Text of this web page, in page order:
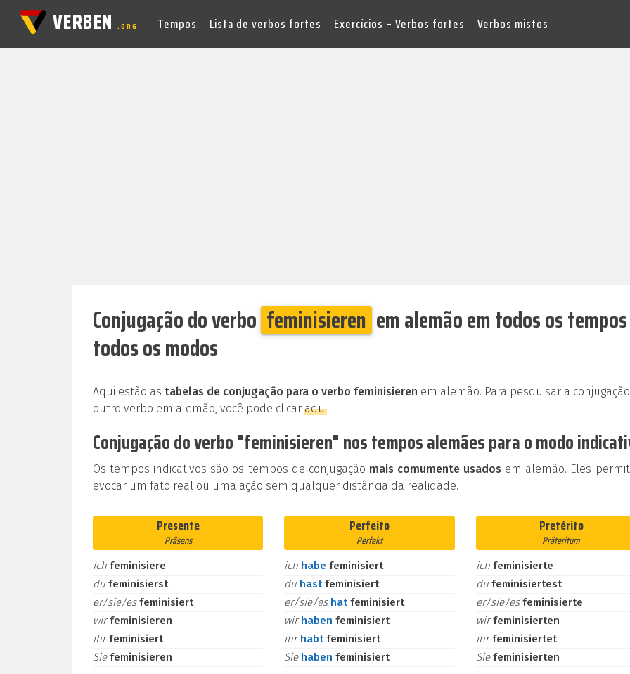
VERBEN.ORG Tempos Lista de verbos fortes Exercícios – Verbos fortes Verbos mistos
Conjugação do verbo feminisieren em alemão em todos os
todos os modos
Aqui estão astabelas de conjugação para o verbo feminisieren em alemão. Para pesquisar a
outro verbo em alemão, você pode clicar aqui.
Conjugação do verbo "feminisieren" nos tempos alemães para o modo
Os tempos indicativos são os tempos de conjugação mais comumente usados em alemão. Eles
evocar um fato real ou uma ação sem qualquer distância da realidade.
Presente
Präsens
ich feminisiere
du feminisierst
er/sie/esfeminisiert
wirfeminisieren
ihrfeminisiert
Siefeminisieren
Perfeito
Perfekt
ich habefeminisiert
du hastfeminisiert
er/sie/es hatfeminisiert
wirhabenfeminisiert
ihrhabtfeminisiert
Sie habenfeminisiert
Pretérito
Präteritum
ich feminisierte
du feminisiertest
er/sie/esfeminisierte
wirfeminisierten
ihrfeminisiertet
Siefeminisierten